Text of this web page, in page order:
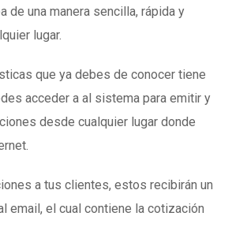
de una manera sencilla, rápida y
lugar.
que ya debes de conocer tiene
acceder a al sistema para emitir y
desde cualquier lugar donde
a tus clientes, estos recibirán un
email, el cual contiene la cotización